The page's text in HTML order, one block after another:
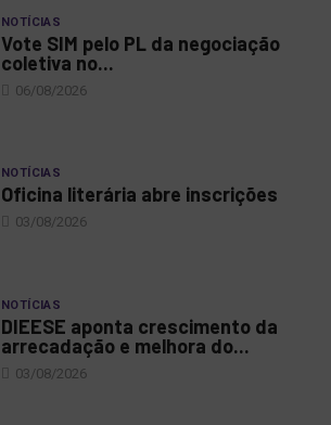
NOTÍCIAS
Vote SIM pelo PL da negociação
coletiva no...
06/08/2026
NOTÍCIAS
Oficina literária abre inscrições
03/08/2026
NOTÍCIAS
DIEESE aponta crescimento da
arrecadação e melhora do...
03/08/2026